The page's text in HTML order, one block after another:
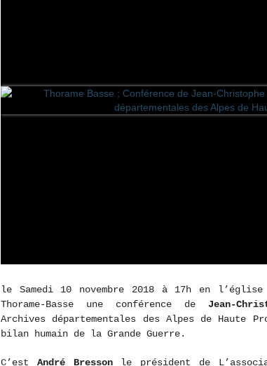
le Samedi 10 novembre 2018 à 17h en
Thorame-Basse une conférence de Jean-
Archives départementales des Alpes de Haute
bilan humain de la Grande Guerre.
C’est André Bressonle président de